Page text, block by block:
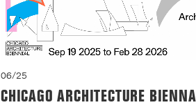
06/25
CHICAGO ARCHITECTURE